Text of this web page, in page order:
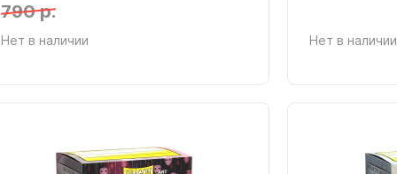
790 р.
Нет в наличии Нет в наличии